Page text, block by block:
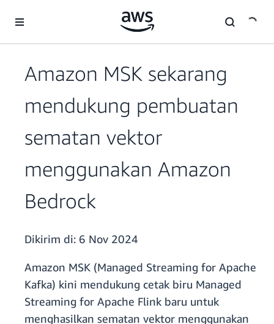
Amazon MSK sekarang
mendukung pembuatan
sematan vektor
menggunakan Amazon
Bedrock
Dikirim di: 6 Nov 2024
Amazon MSK (Managed Streaming for Apache
Kafka) kini mendukung cetak biru Managed
Streaming for Apache Flink baru untuk
menghasilkan sematan vektor menggunakan